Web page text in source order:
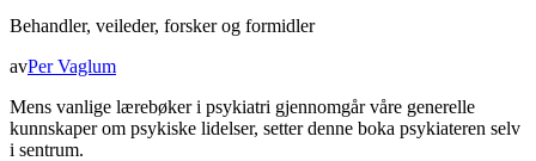
Behandler, veileder, forsker og formidler
avPer Vaglum
Mens vanlige lærebøker i psykiatri gjennomgår våre generelle
kunnskaper om psykiske lidelser, setter denne boka psykiateren selv
i sentrum.